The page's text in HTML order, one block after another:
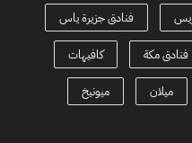
فنادق جزيرة ياس
فنادق مكة كافيهات
ميلان ميونيخ